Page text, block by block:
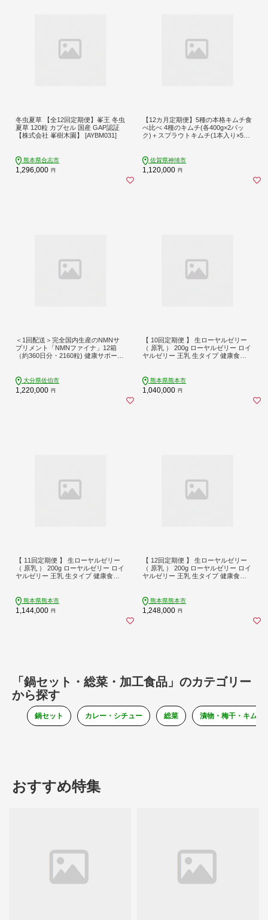
冬虫夏草 【全12回定期便】峯王 冬虫
夏草 120粒 カプセル 国産 GAP認証
【株式会社 峯樹木園】 [AYBM031]
熊本県合志市
1,296,000 円
【12カ月定期便】5種の本格キムチ食
べ比べ 4種のキムチ(各400g×2パッ
ク)＋スプラウトキムチ(1本入り×5袋)
づくり 発酵食品 ご飯のお供 詰め合
わせ 九州産 手作り】(H104279)
佐賀県神埼市
1,120,000 円
＜1回配送＞完全国内生産のNMNサ
プリメント「NMNファイナ」12箱
（約360日分・2160粒) 健康サポート
ンス (株)】
大分県佐伯市
1,220,000 円
【 10回定期便 】 生ローヤルゼリー
（ 原乳 ） 200g ローヤルゼリー ロイ
ヤルゼリー 王乳 生タイプ 健康食品
熊本県熊本市
1,040,000 円
【 11回定期便 】 生ローヤルゼリー
（ 原乳 ） 200g ローヤルゼリー ロイ
ヤルゼリー 王乳 生タイプ 健康食品
熊本県熊本市
1,144,000 円
【 12回定期便 】 生ローヤルゼリー
（ 原乳 ） 200g ローヤルゼリー ロイ
ヤルゼリー 王乳 生タイプ 健康食品
熊本県熊本市
1,248,000 円
「鍋セット・総菜・加工食品」のカテゴリー
から探す
鍋セット カレー・シチュー 総菜 漬物・梅干・キムチ
おすすめ特集